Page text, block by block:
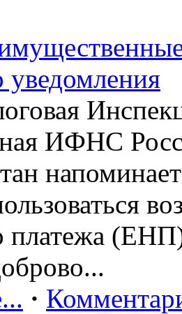
уведомления
ИФНС
платежа
·